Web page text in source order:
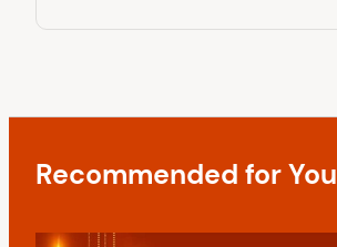
g
i
o
o
Recommended for You